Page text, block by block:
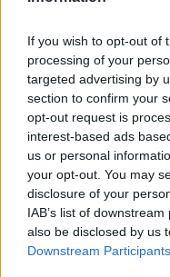
If you wish to opt-out of
processing of your
targeted advertising by
section to confirm your
opt-out request is
interest-based ads
us or personal
your opt-out. You may
disclosure of your
IAB’s list of
also be disclosed by us
Downstream Participants
központjává válik
Fesztivált....
JNSZ megyei hírek